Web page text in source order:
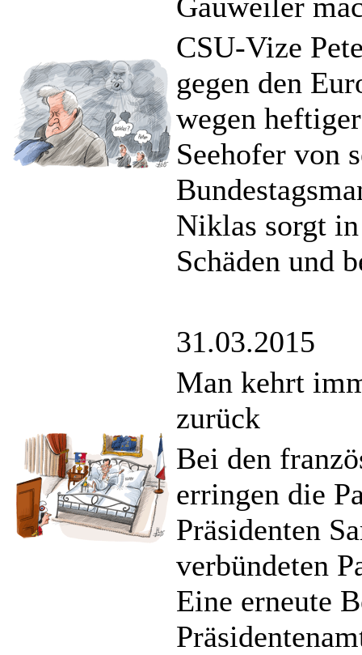
Gauweiler
CSU-Vize
gegen den
wegen
Seehofer von
Niklas sorgt
Schäden und
31.03.2015
Man kehrt
zurück
Bei den
erringen die
Präsidenten
verbündeten
Eine erneute